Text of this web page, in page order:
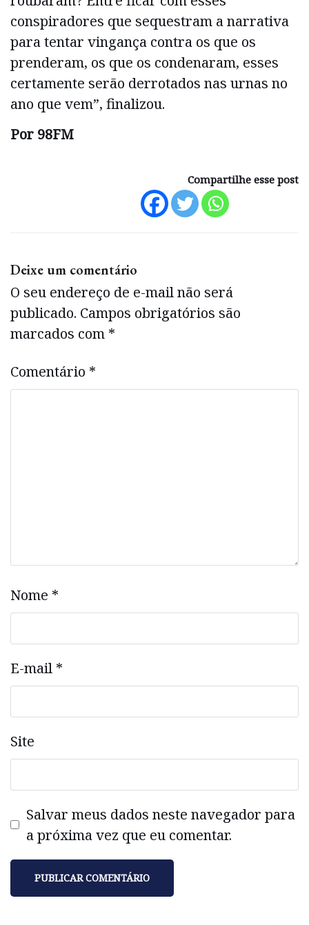
conspiradores que sequestram a narrativa
para tentar vingança contra os que os
prenderam, os que os condenaram, esses
certamente serão derrotados nas urnas no
ano que vem”, finalizou.
Por 98FM
Compartilhe esse post
Deixe um comentário
O seu endereço de e-mail não será
publicado. Campos obrigatórios são
marcados com *
Comentário *
Nome *
E-mail *
Site
Salvar meus dados neste navegador para
a próxima vez que eu comentar.